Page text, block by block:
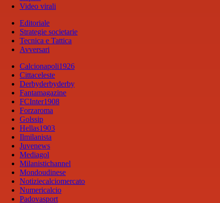
Video virali
Editoriale
Strategie societarie
Tecnica e Tattica
Avversari
Calcionapoli1926
Cittaceleste
Derbyderbyderby
Fantamagazine
FCInter1908
Forzaroma
Golssip
Hellas1903
Ilmilanista
Juvenews
Mediagol
Milanistichannel
Mondoudinese
Notiziecalciomercato
Numericalcio
Padovasport